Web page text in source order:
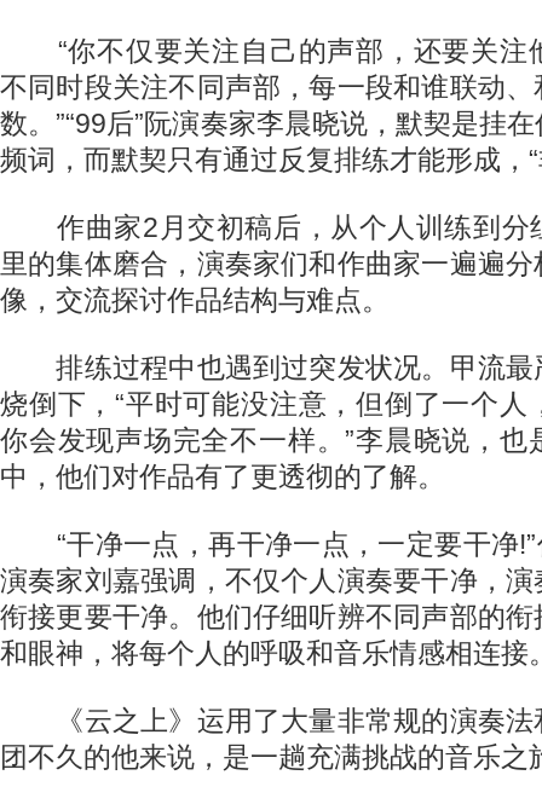
“你不仅要关注自己的声部，还要关注
不同时段关注不同声部，每一段和谁联动
数。”“99后”阮演奏家李晨晓说，默契是挂
频词，而默契只有通过反复排练才能形成，
作曲家2月交初稿后，从个人训练到分
里的集体磨合，演奏家们和作曲家一遍遍
像，交流探讨作品结构与难点。
排练过程中也遇到过突发状况。甲流最
烧倒下，“平时可能没注意，但倒了一个人
你会发现声场完全不一样。”李晨晓说，也
中，他们对作品有了更透彻的了解。
“干净一点，再干净一点，一定要干净!”
演奏家刘嘉强调，不仅个人演奏要干净，
衔接更要干净。他们仔细听辨不同声部的
和眼神，将每个人的呼吸和音乐情感相连接
《云之上》运用了大量非常规的演奏法
团不久的他来说，是一趟充满挑战的音乐之